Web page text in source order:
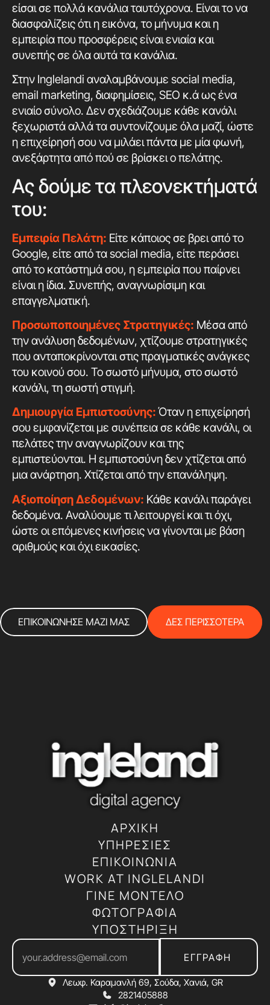
είσαι σε πολλά κανάλια ταυτόχρονα. Είναι το να
διασφαλίζεις ότι η εικόνα, το μήνυμα και η
εμπειρία που προσφέρεις είναι ενιαία και
συνεπής σε όλα αυτά τα κανάλια.
Στην Inglelandi αναλαμβάνουμε social media,
email marketing, διαφημίσεις, SEO κ.ά ως ένα
ενιαίο σύνολο. Δεν σχεδιάζουμε κάθε κανάλι
ξεχωριστά αλλά τα συντονίζουμε όλα μαζί, ώστε
η επιχείρησή σου να μιλάει πάντα με μία φωνή,
ανεξάρτητα από πού σε βρίσκει ο πελάτης.
Ας δούμε τα πλεονεκτήματά
του:
Εμπειρία Πελάτη: Είτε κάποιος σε βρει από το
Google, είτε από τα social media, είτε περάσει
από το κατάστημά σου, η εμπειρία που παίρνει
είναι η ίδια. Συνεπής, αναγνωρίσιμη και
επαγγελματική.
Προσωποποιημένες Στρατηγικές: Μέσα από
την ανάλυση δεδομένων, χτίζουμε στρατηγικές
που ανταποκρίνονται στις πραγματικές ανάγκες
του κοινού σου. Το σωστό μήνυμα, στο σωστό
κανάλι, τη σωστή στιγμή.
Δημιουργία Εμπιστοσύνης:Όταν η επιχείρησή
σου εμφανίζεται με συνέπεια σε κάθε κανάλι, οι
πελάτες την αναγνωρίζουν και της
εμπιστεύονται. Η εμπιστοσύνη δεν χτίζεται από
μια ανάρτηση. Χτίζεται από την επανάληψη.
Αξιοποίηση Δεδομένων: Κάθε κανάλι παράγει
δεδομένα. Αναλύουμε τι λειτουργεί και τι όχι,
ώστε οι επόμενες κινήσεις να γίνονται με βάση
αριθμούς και όχι εικασίες.
ΕΠΙΚΟΙΝΩΝΗΣΕ ΜΑΖΙ ΜΑΣ ΔΕΣ ΠΕΡΙΣΣΟΤΕΡΑ
ΑΡΧΙΚΗ
ΥΠΗΡΕΣΙΕΣ
ΕΠΙΚΟΙΝΩΝΙΑ
WORK AT INGLELANDI
ΓΙΝΕ ΜΟΝΤΕΛΟ
ΦΩΤΟΓΡΑΦΙΑ
ΥΠΟΣΤΗΡΙΞΗ
ΕΓΓΡΑΦΗ
Λεωφ. Καραμανλή 69, Σούδα, Χανιά, GR
2821405888